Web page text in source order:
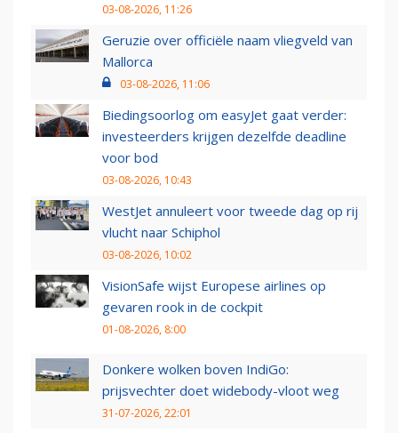
03-08-2026, 11:26
Geruzie over officiële naam vliegveld van
Mallorca
03-08-2026, 11:06
Biedingsoorlog om easyJet gaat verder:
investeerders krijgen dezelfde deadline
voor bod
03-08-2026, 10:43
WestJet annuleert voor tweede dag op rij
vlucht naar Schiphol
03-08-2026, 10:02
VisionSafe wijst Europese airlines op
gevaren rook in de cockpit
01-08-2026, 8:00
Donkere wolken boven IndiGo:
prijsvechter doet widebody-vloot weg
31-07-2026, 22:01